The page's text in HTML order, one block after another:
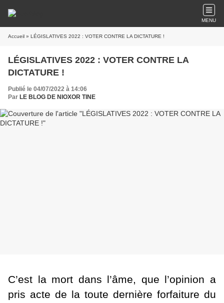
MENU
Accueil » LÉGISLATIVES 2022 : VOTER CONTRE LA DICTATURE !
LÉGISLATIVES 2022 : VOTER CONTRE LA
DICTATURE !
Publié le 04/07/2022 à 14:06
Par LE BLOG DE NIOXOR TINE
C’est la mort dans l’âme, que l’opinion a
pris acte de la toute dernière forfaiture du